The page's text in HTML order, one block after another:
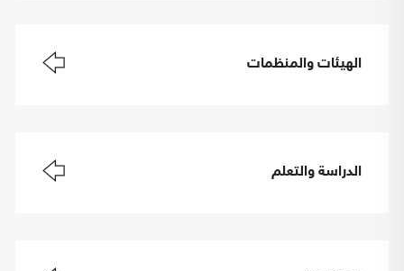
الهيئات والمنظمات
الدراسة والتعلم